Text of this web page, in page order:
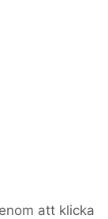
att klicka